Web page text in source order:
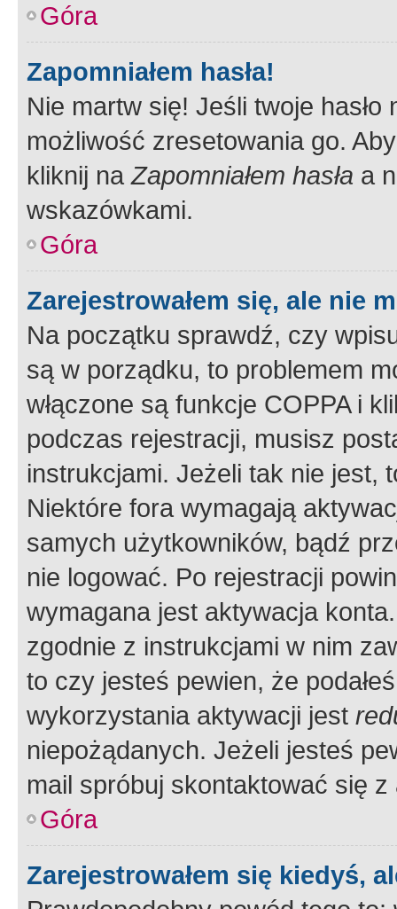
Góra
Zapomniałem hasła!
Nie martw się! Jeśli twoje
możliwość zresetowania go.
kliknij naZapomniałem hasła a
wskazówkami.
Góra
Zarejestrowałem się, ale nie
Na początku sprawdź, czy
są w porządku, to problemem
włączone są funkcje COPPA i
podczas rejestracji, musisz
instrukcjami. Jeżeli tak nie jest,
Niektóre fora wymagają
samych użytkowników, bądź
nie logować. Po rejestracji
wymagana jest aktywacja
zgodnie z instrukcjami w nim
to czy jesteś pewien, że
wykorzystania aktywacji jest
niepożądanych. Jeżeli jesteś
mail spróbuj skontaktować się
Góra
Zarejestrowałem się kiedyś,